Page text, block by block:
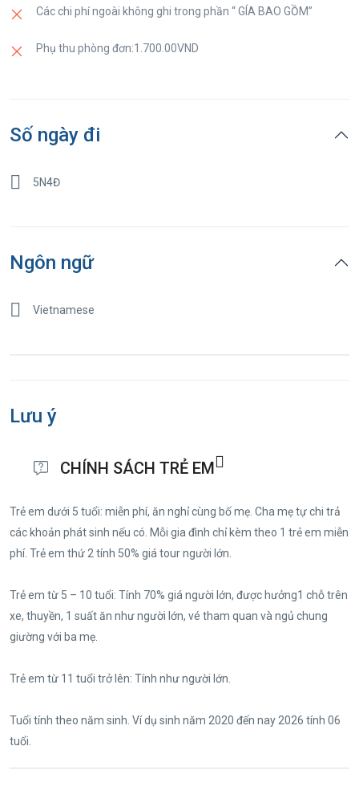
Các chi phí ngoài không ghi trong phần “ GÍA BAO GỒM”
Phụ thu phòng đơn:1.700.00VND
Số ngày đi
5N4Đ
Ngôn ngữ
Vietnamese
Lưu ý
CHÍNH SÁCH TRẺ EM
Trẻ em dưới 5 tuổi: miễn phí, ăn nghỉ cùng bố mẹ. Cha mẹ tự chi trả
các khoản phát sinh nếu có. Mỗi gia đình chỉ kèm theo 1 trẻ em miễn
phí. Trẻ em thứ 2 tính 50% giá tour người lớn.
Trẻ em từ 5 – 10 tuổi: Tính 70% giá người lớn, được hưởng1 chỗ trên
xe, thuyền, 1 suất ăn như người lớn, vé tham quan và ngủ chung
giường với ba mẹ.
Trẻ em từ 11 tuổi trở lên: Tính như người lớn.
Tuổi tính theo năm sinh. Ví dụ sinh năm 2020 đến nay 2026 tính 06
tuổi.